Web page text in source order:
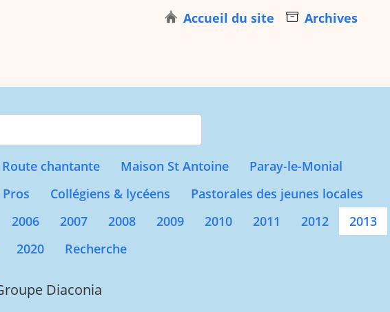
Accueil du site Archives
Route chantante Maison St Antoine
Paray-le-Monial
Pros Collégiens & lycéens
Pastorales des jeunes locales
2006 2007 2008 2009 2010 2011 2012
2013
2020 Recherche
Diaconia